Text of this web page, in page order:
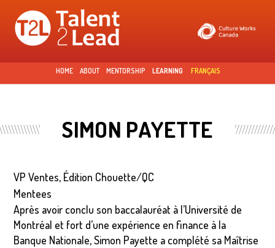
Skip to
main
content
HOME ABOUT MENTORSHIP LEARNING FRANÇAIS
SIMON PAYETTE
VP Ventes, Édition Chouette/QC
Mentees
Après avoir conclu son baccalauréat à l’Université de
Montréal et fort d’une expérience en finance à la
Banque Nationale, Simon Payette a complété sa Maîtrise